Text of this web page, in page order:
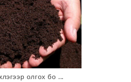
олгох бо ...